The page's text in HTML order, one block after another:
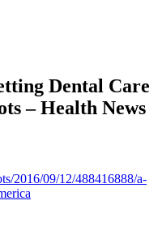
Dental Care
– Health News
2016/09/12/488416888/a-